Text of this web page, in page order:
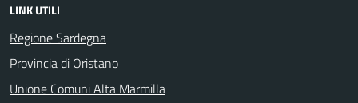
LINK UTILI
Regione Sardegna
Provincia di Oristano
Unione Comuni Alta Marmilla